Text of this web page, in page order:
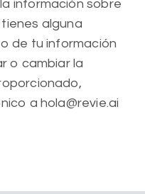
información sobre
alguna
de tu información
o cambiar la
a hola@revie.ai